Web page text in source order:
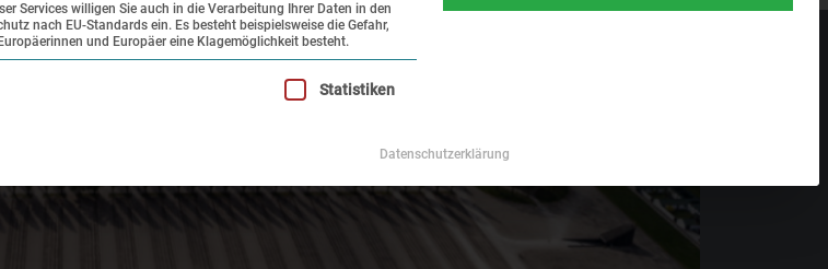
Services willigen Sie auch in die Verarbeitung Ihrer Daten in den
nach EU-Standards ein. Es besteht beispielsweise die Gefahr,
und Europäer eine Klagemöglichkeit besteht.
kann nicht abgewählt werden. Statistiken
Datenschutzerklärung